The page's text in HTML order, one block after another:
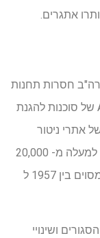
חסרות תחנות
ניטור באיכות אוויר. מדריך אתרי ניטור Airdata של סוכנות להגנת
אתרי ניטור
באיכות האוויר. מערך נתונים זה כולל מידע על למעלה מ- 20,000
אתרי ניטור באיכות אוויר שהיו פעילים בשלב מסוים בין 1957 ל
ושינויי